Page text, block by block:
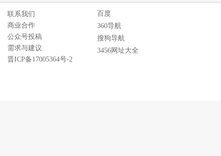
联系我们
商业合作
公众号投稿
需求与建议
晋ICP备17005364号-2
百度
360导航
搜狗导航
3456网址大全